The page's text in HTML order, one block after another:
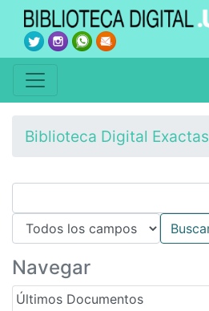
Biblioteca Digital Exactas
Navegar
Últimos Documentos